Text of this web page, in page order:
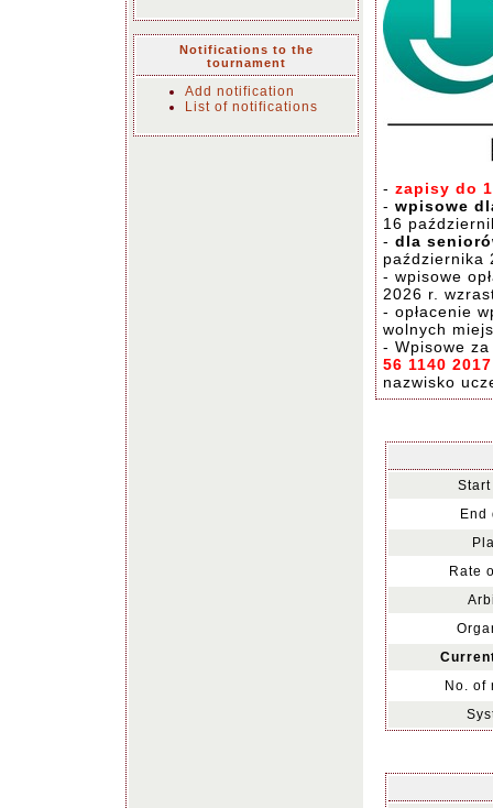
Notifications to the
tournament
Add notification
List of notifications
- zapisy do
- wpisowe
16
- dla
października
- wpisowe
2026 r.
- opłacenie
wolnych
- Wpisowe
56 1140
nazwisko
End
Rate
No. of